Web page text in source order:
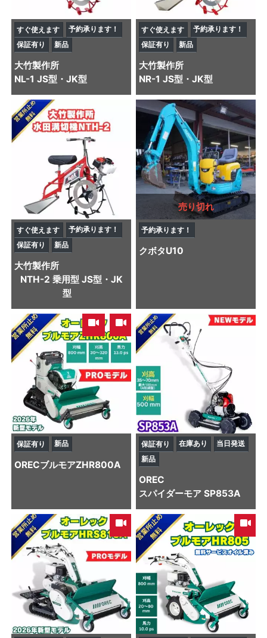
すぐ使えます
予約承ります！
保証有り
新品
大竹製作所
NL-1 JS型・JK型
すぐ使えます
予約承ります！
保証有り
新品
大竹製作所
NR-1 JS型・JK型
すぐ使えます
予約承ります！
保証有り
新品
大竹製作所
NTH-2 乗用型 JS型・JK
型
売り切れ
予約承ります！
クボタU10
,
保証有り 新品
ORECブルモアZHR800A
保証有り 在庫あり
当日発送
新品
OREC
スパイダーモア SP853A